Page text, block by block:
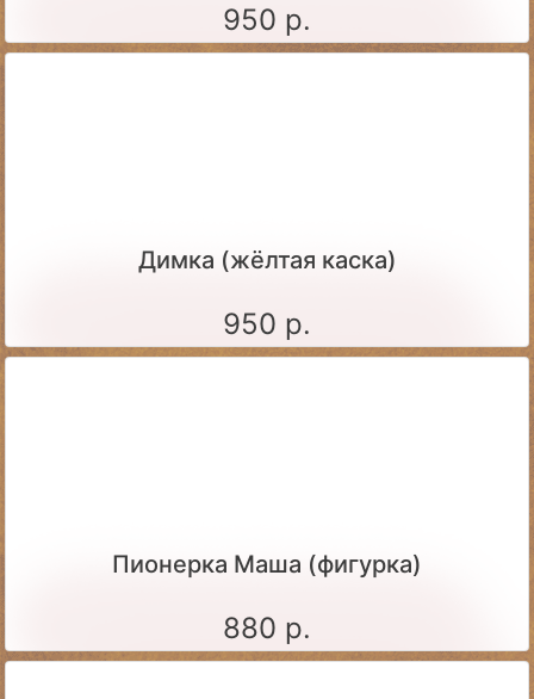
950 р.
Димка (жёлтая каска)
950 р.
Пионерка Маша (фигурка)
880 р.